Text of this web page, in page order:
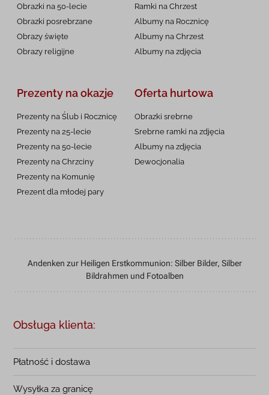
Obrazki na 50-lecie
Obrazki posrebrzane
Obrazy święte
Obrazy religijne
Ramki na Chrzest
Albumy na Rocznicę
Albumy na Chrzest
Albumy na zdjęcia
Prezenty na okazje
Prezenty na Ślub i Rocznicę
Prezenty na 25-lecie
Prezenty na 50-lecie
Prezenty na Chrzciny
Prezenty na Komunię
Prezent dla młodej pary
Oferta hurtowa
Obrazki srebrne
Srebrne ramki na zdjęcia
Albumy na zdjęcia
Dewocjonalia
Andenken zur Heiligen Erstkommunion: Silber Bilder, Silber
Bildrahmen und Fotoalben
Obsługa klienta:
Płatność i dostawa
Wysyłka za granicę